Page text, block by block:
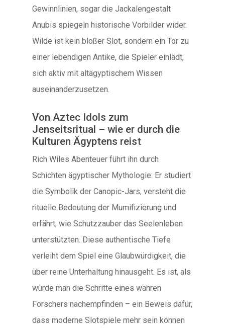
Gewinnlinien, sogar die Jackalengestalt
Anubis spiegeln historische Vorbilder wider.
Wilde ist kein bloßer Slot, sondern ein Tor zu
einer lebendigen Antike, die Spieler einlädt,
sich aktiv mit altägyptischem Wissen
auseinanderzusetzen.
Von Aztec Idols zum
Jenseitsritual – wie er durch die
Kulturen Ägyptens reist
Rich Wiles Abenteuer führt ihn durch
Schichten ägyptischer Mythologie: Er studiert
die Symbolik der Canopic-Jars, versteht die
rituelle Bedeutung der Mumifizierung und
erfährt, wie Schutzzauber das Seelenleben
unterstützten. Diese authentische Tiefe
verleiht dem Spiel eine Glaubwürdigkeit, die
über reine Unterhaltung hinausgeht. Es ist, als
würde man die Schritte eines wahren
Forschers nachempfinden – ein Beweis dafür,
dass moderne Slotspiele mehr sein können